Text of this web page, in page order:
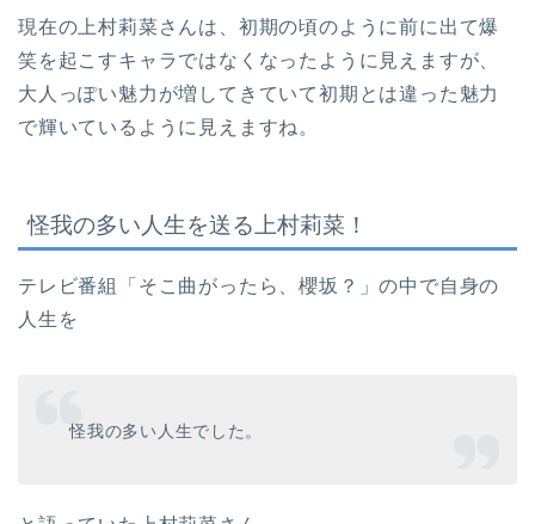
現在の上村莉菜さんは、初期の頃のように前に出て爆
笑を起こすキャラではなくなったように見えますが、
大人っぽい魅力が増してきていて初期とは違った魅力
で輝いているように見えますね。
怪我の多い人生を送る上村莉菜！
テレビ番組「そこ曲がったら、櫻坂？」の中で自身の
人生を
怪我の多い人生でした。